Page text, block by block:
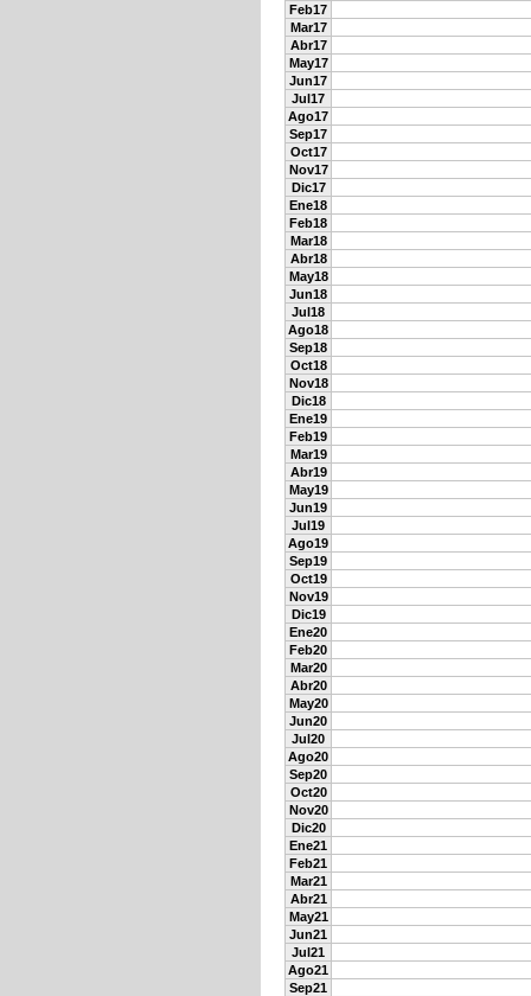
Feb17
Mar17
Abr17
May17
Jun17
Jul17
Ago17
Sep17
Oct17
Nov17
Dic17
Ene18
Feb18
Mar18
Abr18
May18
Jun18
Jul18
Ago18
Sep18
Oct18
Nov18
Dic18
Ene19
Feb19
Mar19
Abr19
May19
Jun19
Jul19
Ago19
Sep19
Oct19
Nov19
Dic19
Ene20
Feb20
Mar20
Abr20
May20
Jun20
Jul20
Ago20
Sep20
Oct20
Nov20
Dic20
Ene21
Feb21
Mar21
Abr21
May21
Jun21
Jul21
Ago21
Sep21